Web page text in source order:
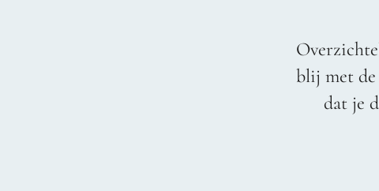
blij met de
dat je